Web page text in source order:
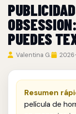
PUEDES
Valentina G.
Resumen
película de